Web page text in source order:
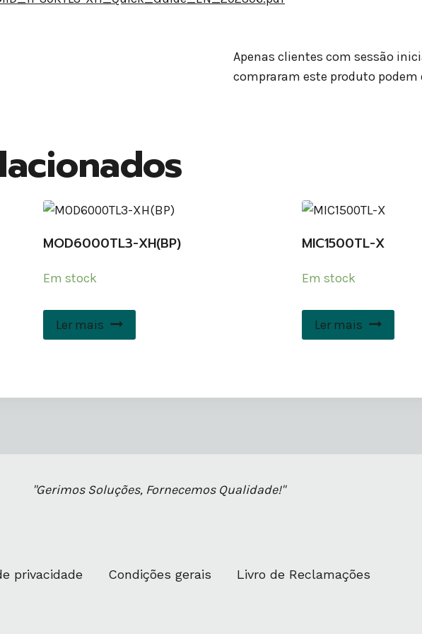
Apenas clientes com sessão
compraram este produto podem
MOD6000TL3-XH(BP)
Em stock
Ler mais
MIC1500TL-X
Em stock
Ler mais
"Gerimos Soluções, Fornecemos Qualidade!"
privacidade Condições gerais Livro de Reclamações